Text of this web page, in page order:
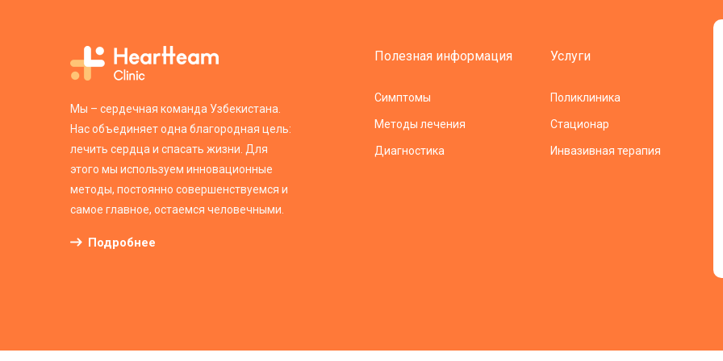
Мы – сердечная команда Узбекистана.
Нас объединяет одна благородная цель:
лечить сердца и спасать жизни. Для
этого мы используем инновационные
методы, постоянно совершенствуемся и
самое главное, остаемся человечными.
Подробнее
Полезная информация
Симптомы
Методы лечения
Диагностика
Услуги
Поликлиника
Стационар
Инвазивная терапия